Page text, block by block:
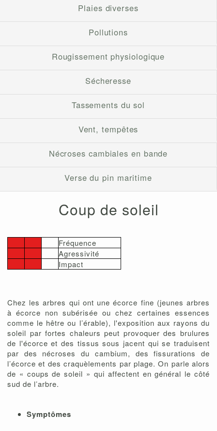
Plaies diverses
Pollutions
Rougissement physiologique
Sécheresse
Tassements du sol
Vent, tempêtes
Nécroses cambiales en bande
Verse du pin maritime
Coup de soleil
Fréquence
Agressivité
Impact
Chez les arbres qui ont une écorce fine (jeunes arbres
à écorce non subérisée ou chez certaines essences
comme le hêtre ou l’érable), l'exposition aux rayons du
soleil par fortes chaleurs peut provoquer des brulures
de l'écorce et des tissus sous jacent qui se traduisent
par des nécroses du cambium, des fissurations de
l’écorce et des craquèlements par plage. On parle alors
de « coups de soleil » qui affectent en général le côté
sud de l’arbre.
Symptômes